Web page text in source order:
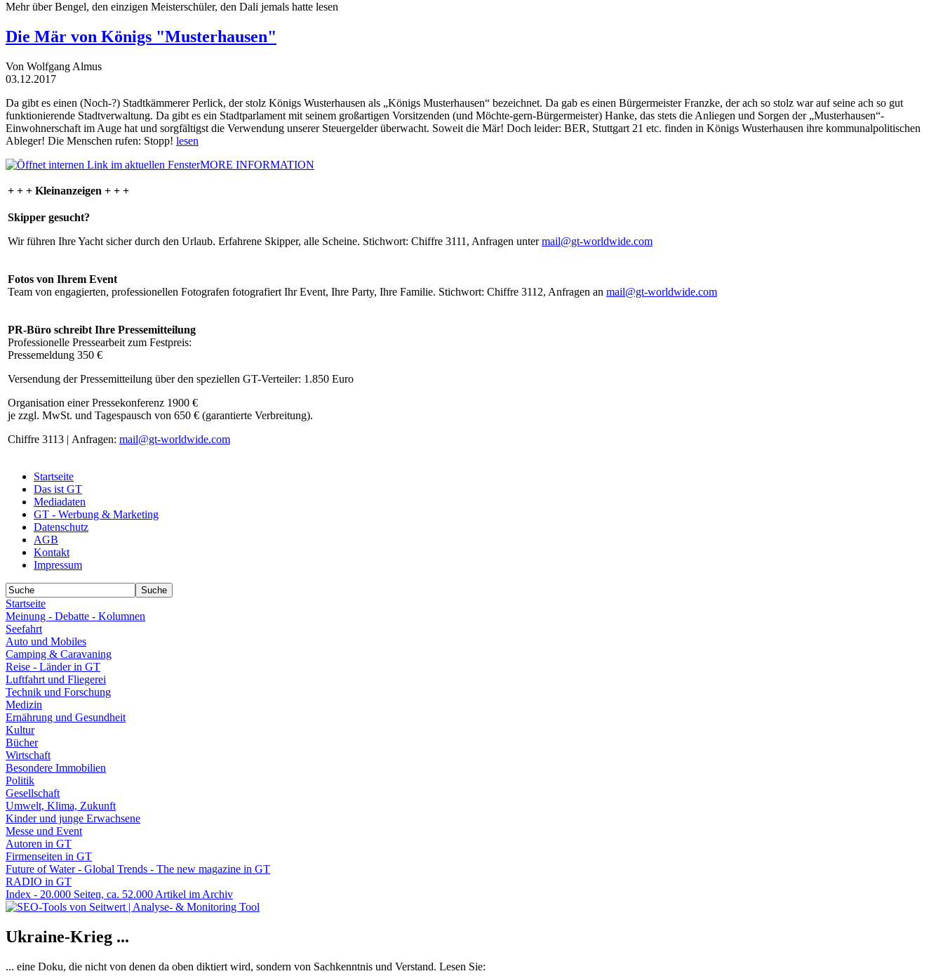
Mehr über Bengel, den einzigen Meisterschüler, den Dali jemals hatte lesen
Die Mär von Königs "Musterhausen"
Von Wolfgang Almus
03.12.2017
Da gibt es einen (Noch-?) Stadtkämmerer Perlick, der stolz Königs Wusterhausen als „Königs Musterhausen“ bezeichnet. Da gab es einen Bürgermeister Franzke, der ach so stolz war auf seine ach so gut
funktionierende Stadtverwaltung. Da gibt es ein Stadtparlament mit seinem großartigen Vorsitzenden (und Möchte-gern-Bürgermeister) Hanke, das stets die Anliegen und Sorgen der „Musterhausen“-
Einwohnerschaft im Auge hat und sorgfältigst die Verwendung unserer Steuergelder überwacht. Soweit die Mär! Doch leider: BER, Stuttgart 21 etc. finden in Königs Wusterhausen ihre kommunalpolitischen
Ableger! Die Menschen rufen: Stopp! lesen
MORE INFORMATION
+ + + Kleinanzeigen + + +
Skipper gesucht?
Wir führen Ihre Yacht sicher durch den Urlaub. Erfahrene Skipper, alle Scheine. Stichwort: Chiffre 3111, Anfragen untermail@gt-worldwide.com
Fotos von Ihrem Event
Team von engagierten, professionellen Fotografen fotografiert Ihr Event, Ihre Party, Ihre Familie. Stichwort: Chiffre 3112, Anfragen an mail@gt-worldwide.com
PR-Büro schreibt Ihre Pressemitteilung
Professionelle Pressearbeit zum Festpreis:
Pressemeldung 350 €
Versendung der Pressemitteilung über den speziellen GT-Verteiler: 1.850 Euro
Organisation einer Pressekonferenz 1900 €
je zzgl. MwSt. und Tagespausch von 650 € (garantierte Verbreitung).
Chiffre 3113 | Anfragen: mail@gt-worldwide.com
Startseite
Das ist GT
Mediadaten
GT - Werbung & Marketing
Datenschutz
AGB
Kontakt
Impressum
Startseite
Meinung - Debatte - Kolumnen
Seefahrt
Auto und Mobiles
Camping & Caravaning
Reise - Länder in GT
Luftfahrt und Fliegerei
Technik und Forschung
Medizin
Ernährung und Gesundheit
Kultur
Bücher
Wirtschaft
Besondere Immobilien
Politik
Gesellschaft
Umwelt, Klima, Zukunft
Kinder und junge Erwachsene
Messe und Event
Autoren in GT
Firmenseiten in GT
Future of Water - Global Trends - The new magazine in GT
RADIO in GT
Index - 20.000 Seiten, ca. 52.000 Artikel im Archiv
Ukraine-Krieg ...
... eine Doku, die nicht von denen da oben diktiert wird, sondern von Sachkenntnis und Verstand. Lesen Sie: